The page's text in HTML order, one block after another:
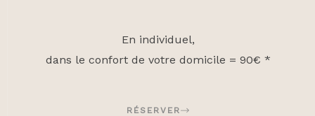
En individuel,
dans le confort de votre domicile = 90€ *
RÉSERVER